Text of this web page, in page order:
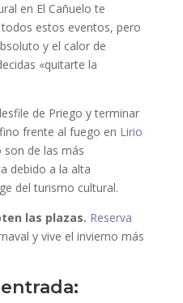
en El Cañuelo te
estos eventos, pero
y el calor de
«quitarte la
de Priego y terminar
frente al fuego en Lirio
son de las más
debido a la alta
del turismo cultural.
las plazas. Reserva
y vive el invierno más